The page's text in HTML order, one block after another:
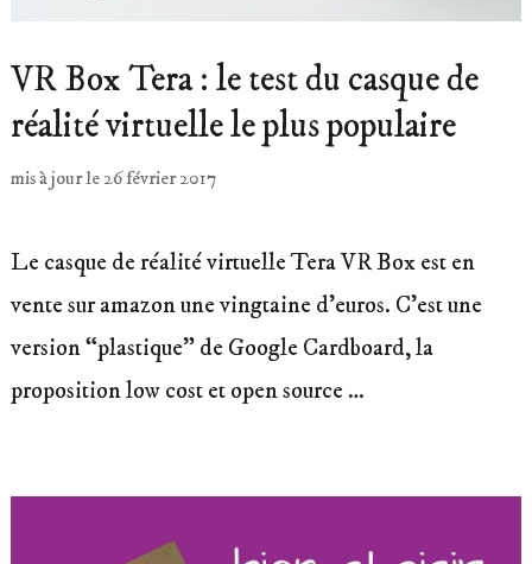
VR Box Tera : le test du casque de
réalité virtuelle le plus populaire
mis à jour le 26 février 2017
Le casque de réalité virtuelle Tera VR Box est en
vente sur amazon une vingtaine d’euros. C’est une
version “plastique” de Google Cardboard, la
proposition low cost et open source …